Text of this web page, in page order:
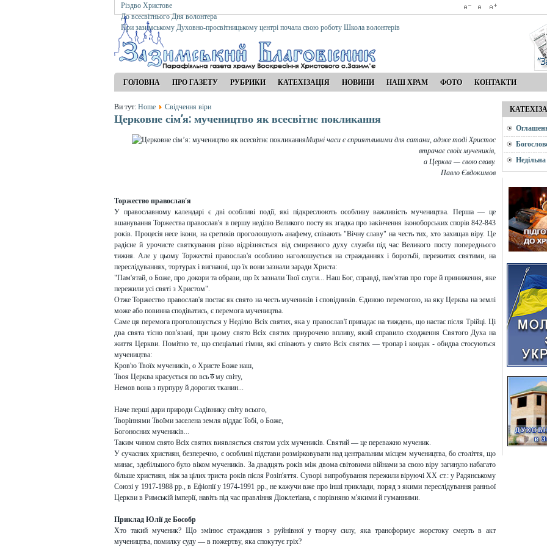
Різдво Христове
До всесвітнього Дня волонтера
При зазимському Духовно-просвітницькому центрі почала свою роботу Школа волонтерів
ГОЛОВНА ПРО ГАЗЕТУ РУБРИКИ КАТЕХІЗАЦІЯ НОВИНИ НАШ ХРАМ ФОТО КОНТАКТИ
Ви тут: Home Свідчення віри
Церковне сім’я: мучеництво як всесвітнє покликання
Мирні часи є сприятливими для сатани, адже тоді Христос
втрачає своїх мучеників,
а Церква — свою славу.
Павло Євдокимов
Торжество православ'я
У православному календарі є дві особливі події, які підкреслюють особливу важливість мучеництва. Перша — це
вшанування Торжества православ'я в першу неділю Великого посту як згадка про закінчення іконоборських спорів 842-843
років. Процесія несе ікони, на єретиків проголошують анафему, співають "Вічну славу" на честь тих, хто захищав віру. Це
радісне й урочисте святкування різко відрізняється від смиренного духу служби під час Великого посту попереднього
тижня. Але у цьому Торжестві православ'я особливо наголошується на стражданнях і боротьбі, пережитих святими, на
переслідуваннях, тортурах і вигнанні, що їх вони зазнали заради Христа:
"Пам'ятай, о Боже, про докори та образи, що їх зазнали Твої слуги... Наш Бог, справді, пам'ятав про горе й приниження, яке
пережили усі святі з Христом".
Отже Торжество православ'я постає як свято на честь мучеників і сповідників. Єдиною перемогою, на яку Церква на землі
може або повинна сподіватись, є перемога мучеництва.
Саме ця перемога проголошується у Неділю Всіх святих, яка у православ'ї припадає на тиждень, що настає після Трійці. Ці
два свята тісно пов'язані, при цьому свято Всіх святих приурочено впливу, який справило сходження Святого Духа на
життя Церкви. Помітно те, що спеціальні гімни, які співають у свято Всіх святих — тропар і кондак - обидва стосуються
мучеництва:
Кров'ю Твоїх мучеників, о Христе Боже наш,
Твоя Церква красується по всьﾾму світу,
Немов вона з пурпуру й дорогих тканин...
Наче перші дари природи Садівнику світу всього,
Творіннями Твоїми заселена земля віддає Тобі, о Боже,
Богоносних мучеників...
Таким чином свято Всіх святих виявляється святом усіх мучеників. Святий — це переважно мученик.
У сучасних християн, безперечно, є особливі підстави розмірковувати над центральним місцем мучеництва, бо століття, що
минає, здебільшого було віком мучеників. За двадцять років між двома світовими війнами за свою віру загинуло набагато
більше християн, ніж за цілих триста років після Розіп'яття. Суворі випробування пережили віруючі XX ст.: у Радянському
Союзі у 1917-1988 pp., в Ефіопії у 1974-1991 pp., не кажучи вже про інші приклади, поряд з якими переслідування ранньої
Церкви в Римській імперії, навіть під час правління Діоклетіана, є порівняно м'якими й гуманними.
Приклад Юлії де Бособр
Хто такий мученик? Що змінює страждання з руйнівної у творчу силу, яка трансформує жорстоку смерть в акт
мучеництва, помилку суду — в пожертву, яка спокутує гріх?